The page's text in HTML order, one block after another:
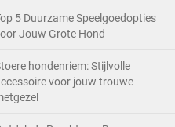
5 Duurzame Speelgoedopties
Jouw Grote Hond
hondenriem: Stijlvolle
voor jouw trouwe